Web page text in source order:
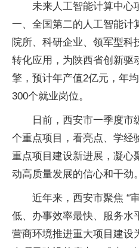
未来人工智能计算中心
一、全国第二的人工智能计
院所、科研企业、领军型科
转化应用，为陕西省创新驱
擎，预计年产值2亿元，年
300个就业岗位。
日前，西安市一季度市
个重点项目，看亮点、学经
重点项目建设新进展，凝心
动高质量发展的信心和干劲。
近年来，西安市聚焦 “
低、办事效率最快、服务水
营商环境推进重大项目建设